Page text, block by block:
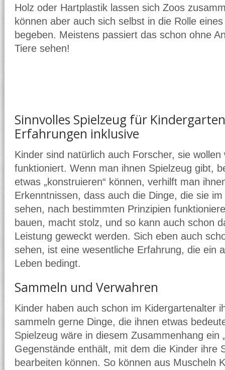
Holz oder Hartplastik lassen sich Zoos
können aber auch sich selbst in die Rolle
begeben. Meistens passiert das schon ohne
Tiere sehen!
Sinnvolles Spielzeug für
Erfahrungen inklusive
Kinder sind natürlich auch Forscher, sie
funktioniert. Wenn man ihnen Spielzeug gibt,
etwas „konstruieren“ können, verhilft man
Erkenntnissen, dass auch die Dinge, die sie
sehen, nach bestimmten Prinzipien
bauen, macht stolz, und so kann auch schon
Leistung geweckt werden. Sich eben auch
sehen, ist eine wesentliche Erfahrung, die ein
Leben bedingt.
Sammeln und Verwahren
Kinder haben auch schon im Kidergartenalter
sammeln gerne Dinge, die ihnen etwas
Spielzeug wäre in diesem Zusammenhang ein
Gegenstände enthält, mit dem die Kinder ihre
bearbeiten können. So können aus Muscheln